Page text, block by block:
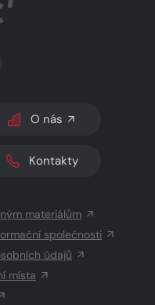
SVĚTLÝ/TMAVÝ REŽIM
O nás
Kontakty
materiálům
společnosti
údajů
místa